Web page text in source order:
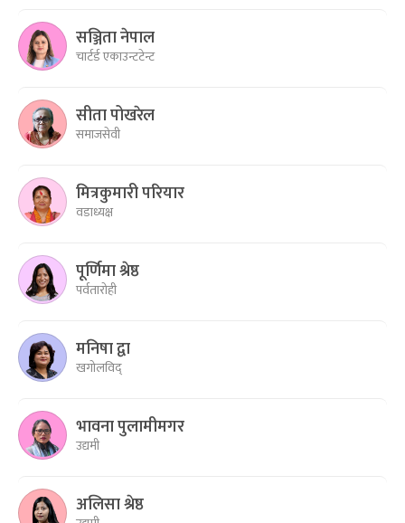
सञ्जिता नेपाल
चार्टर्ड एकाउन्टटेन्ट
सीता पोखरेल
समाजसेवी
मित्रकुमारी परियार
वडाध्यक्ष
पूर्णिमा श्रेष्ठ
पर्वतारोही
मनिषा द्वा
खगोलविद्
भावना पुलामीमगर
उद्यमी
अलिसा श्रेष्ठ